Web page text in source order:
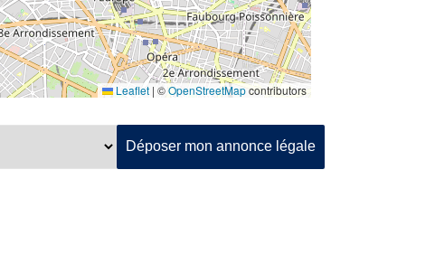
Leaflet | ©OpenStreetMapcontributors
Déposer mon annonce légale